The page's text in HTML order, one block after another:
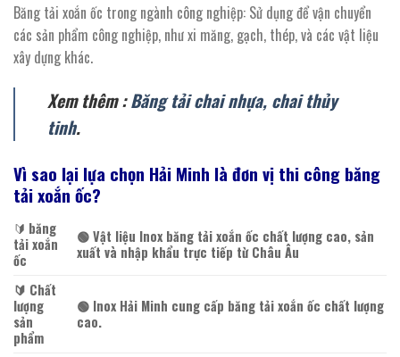
Băng tải xoắn ốc trong ngành công nghiệp: Sử dụng để vận chuyển
các sản phẩm công nghiệp, như xi măng, gạch, thép, và các vật liệu
xây dựng khác.
Xem thêm :Băng tải chai nhựa, chai thủy
tinh.
Vì sao lại lựa chọn Hải Minh là đơn vị thi công băng
tải xoắn ốc?
🔰️ băng
tải xoắn
ốc
🟢 Vật liệu Inox băng tải xoắn ốc chất lượng cao, sản
xuất và nhập khẩu trực tiếp từ Châu Âu
🔰️ Chất
lượng
sản
phẩm
🟢 Inox Hải Minh cung cấp băng tải xoắn ốc chất lượng
cao.